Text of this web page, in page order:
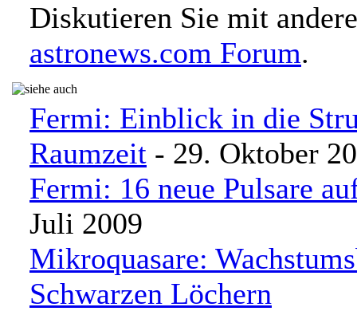
Diskutieren Sie mit
astronews.com Forum.
Fermi: Einblick in die
Raumzeit - 29. Oktober
Fermi: 16 neue Pulsare
Juli 2009
Mikroquasare:
Schwarzen Löchern